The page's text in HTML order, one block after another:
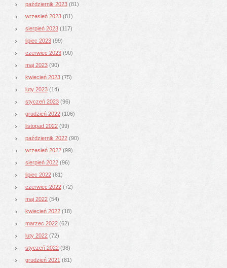
październik 2023 (81)
wrzesień 2023 (81)
sierpień 2023 (117)
lipiec 2023 (99)
czerwiec 2023 (90)
maj 2023 (90)
kwiecień 2023 (75)
luty 2023 (14)
styczeń 2023 (96)
grudzień 2022 (106)
listopad 2022 (99)
październik 2022 (90)
wrzesień 2022 (99)
sierpień 2022 (96)
lipiec 2022 (81)
czerwiec 2022 (72)
maj 2022 (54)
kwiecień 2022 (18)
marzec 2022 (62)
luty 2022 (72)
styczeń 2022 (98)
grudzień 2021 (81)